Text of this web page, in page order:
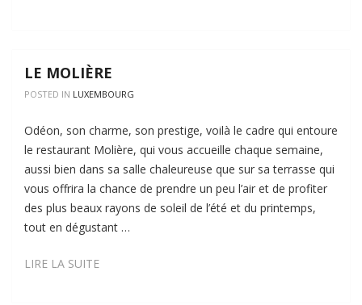
LE MOLIÈRE
POSTED IN LUXEMBOURG
Odéon, son charme, son prestige, voilà le cadre qui entoure
le restaurant Molière, qui vous accueille chaque semaine,
aussi bien dans sa salle chaleureuse que sur sa terrasse qui
vous offrira la chance de prendre un peu l’air et de profiter
des plus beaux rayons de soleil de l’été et du printemps,
tout en dégustant …
LIRE LA SUITELE